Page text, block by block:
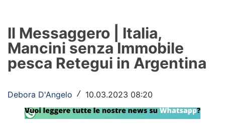
Formello
Infortuni
Calciomercato
Il Messaggero | Italia,
Mancini senza Immobile
pesca Retegui in Argentina
Debora D'Angelo / 10.03.2023 08:20